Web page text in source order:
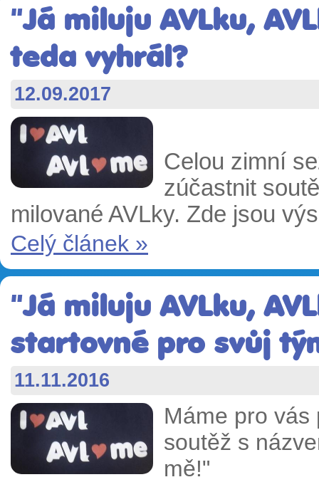
"Já miluju AVLku,
teda vyhrál?
12.09.2017
Celou zimní
zúčastnit
milované AVLky. Zde jsou
Celý článek »
"Já miluju AVLku,
startovné pro svůj
11.11.2016
Máme pro vás
soutěž s
mě!"